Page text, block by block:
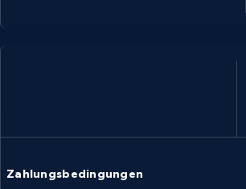
Zahlungsbedingungen